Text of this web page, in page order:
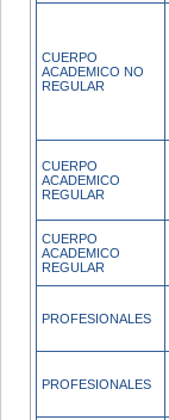
CUERPO
ACADEMICO NO
REGULAR
CUERPO
ACADEMICO
REGULAR
CUERPO
ACADEMICO
REGULAR
PROFESIONALES
PROFESIONALES